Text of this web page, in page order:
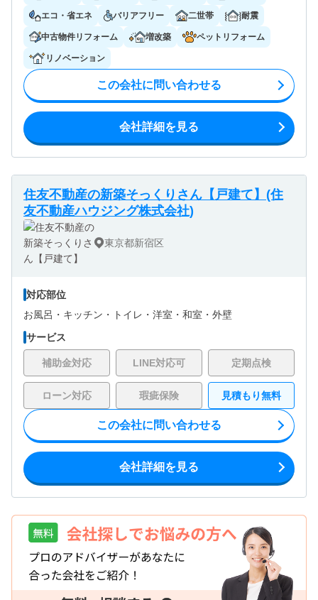
エコ・省エネ バリアフリー 二世帯 耐震
中古物件リフォーム 増改築 ペットリフォーム
リノベーション
この会社に問い合わせる
会社詳細を見る
住友不動産の新築そっくりさん【戸建て】(住
友不動産ハウジング株式会社)
東京都新宿区
対応部位
お風呂・ キッチン・ トイレ・ 洋室・ 和室・ 外壁
サービス
補助金対応 LINE対応可 定期点検
ローン対応 瑕疵保険 見積もり無料
この会社に問い合わせる
会社詳細を見る